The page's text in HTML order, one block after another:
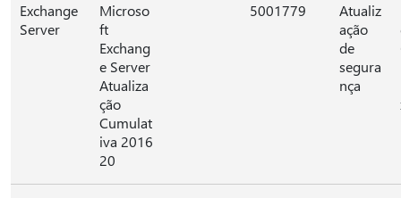
Exchange
Server
Microso
ft
Exchang
e Server
Atualiza
ção
Cumulat
iva 2016
20
5001779
Atualiz
ação
de
segura
nça